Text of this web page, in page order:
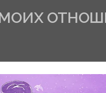
МОИХ